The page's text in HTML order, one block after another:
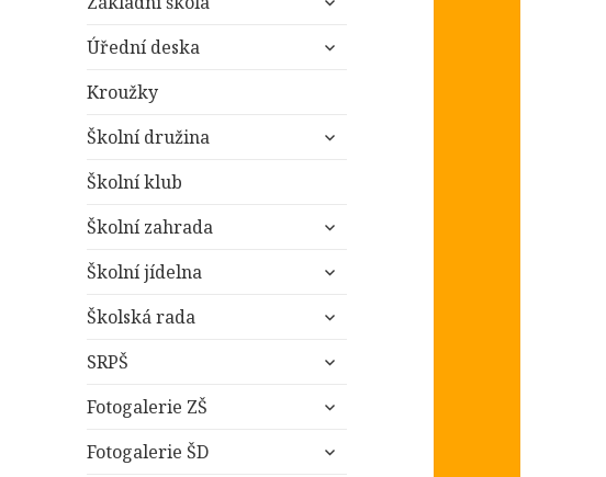
položky
Úřední deska
zobrazit
Kroužky
Školní družina
zobrazit
Školní klub
Školní zahrada
zobrazit
položky
Školní jídelna
zobrazit
položky
Školská rada
zobrazit
položky
SRPŠ
zobrazit
položky
Fotogalerie ZŠ
zobrazit
položky
Fotogalerie ŠD
zobrazit